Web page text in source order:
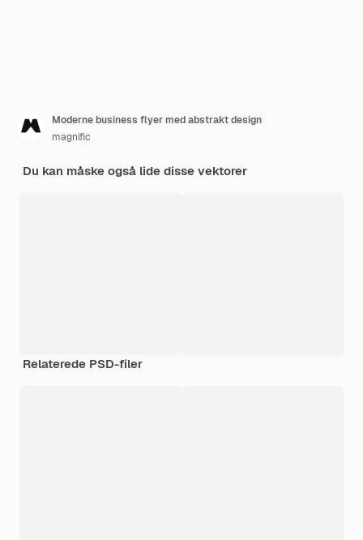
Moderne business flyer med abstrakt design
magnific
Du kan måske også lide disse vektorer
Relaterede PSD-filer